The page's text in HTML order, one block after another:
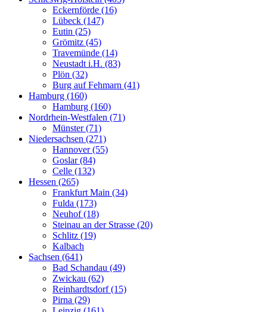
Eckernförde (16)
Lübeck (147)
Eutin (25)
Grömitz (45)
Travemünde (14)
Neustadt i.H. (83)
Plön (32)
Burg auf Fehmarn (41)
Hamburg (160)
Hamburg (160)
Nordrhein-Westfalen (71)
Münster (71)
Niedersachsen (271)
Hannover (55)
Goslar (84)
Celle (132)
Hessen (265)
Frankfurt Main (34)
Fulda (173)
Neuhof (18)
Steinau an der Strasse (20)
Schlitz (19)
Kalbach
Sachsen (641)
Bad Schandau (49)
Zwickau (62)
Reinhardtsdorf (15)
Pirna (29)